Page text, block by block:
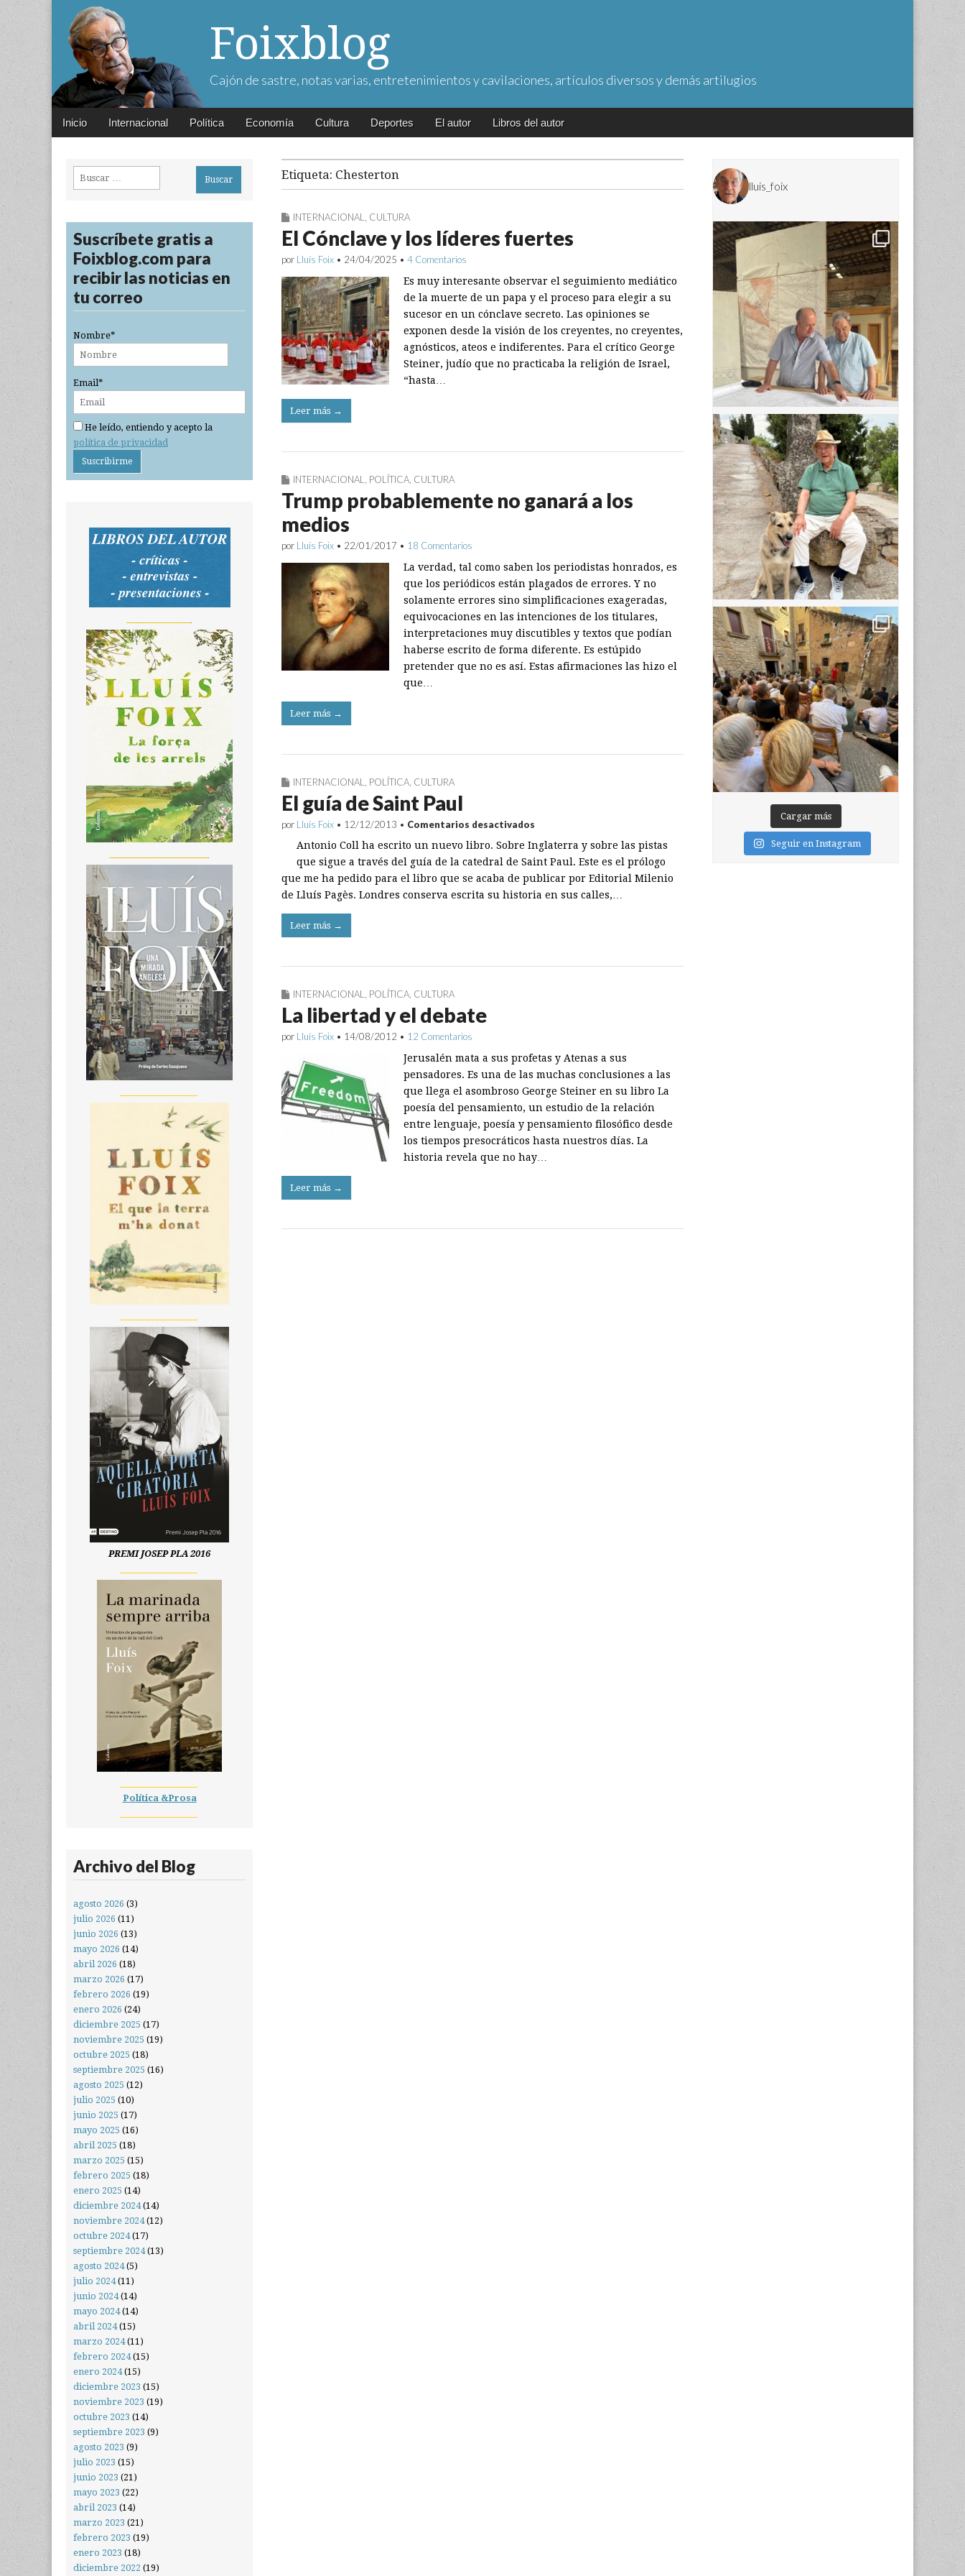
Foixblog
Cajón de sastre, notas varias, entretenimientos y cavilaciones, artículos diversos y demás artilugios
Main
Skip
Inicio Internacional Política Economía Cultura Deportes El autor Libros del autor
Etiqueta: Chesterton
INTERNACIONAL CULTURA
El Cónclave y los líderes fuertes
por Lluís Foix • 24/04/2025 • 4 Comentarios
Es muy interesante observar el seguimiento mediático
de la muerte de un papa y el proceso para elegir a su
sucesor en un cónclave secreto. Las opiniones se
exponen desde la visión de los creyentes, no creyentes,
agnósticos, ateos e indiferentes. Para el crítico George
Steiner, judío que no practicaba la religión de Israel,
“hasta…
Leer más →
INTERNACIONAL POLÍTICA CULTURA
Trump probablemente no ganará a los
medios
por Lluís Foix • 22/01/2017 • 18 Comentarios
La verdad, tal como saben los periodistas honrados, es
que los periódicos están plagados de errores. Y no
solamente errores sino simplificaciones exageradas,
equivocaciones en las intenciones de los titulares,
interpretaciones muy discutibles y textos que podían
haberse escrito de forma diferente. Es estúpido
pretender que no es así. Estas afirmaciones las hizo el
que…
Leer más →
INTERNACIONAL POLÍTICA CULTURA
El guía de Saint Paul
por Lluís Foix • 12/12/2013 • Comentarios desactivados
guía
de
Saint
Paul
Antonio Coll ha escrito un nuevo libro. Sobre Inglaterra y sobre las pistas
que sigue a través del guía de la catedral de Saint Paul. Este es el prólogo
que me ha pedido para el libro que se acaba de publicar por Editorial Milenio
de Lluís Pagès. Londres conserva escrita su historia en sus calles,…
Leer más →
INTERNACIONAL, POLÍTICA, CULTURA
La libertad y el debate
por Lluís Foix • 14/08/2012 • 12 Comentarios
Jerusalén mata a sus profetas y Atenas a sus
pensadores. Es una de las muchas conclusiones a las
que llega el asombroso George Steiner en su libro La
poesía del pensamiento, un estudio de la relación
entre lenguaje, poesía y pensamiento filosófico desde
los tiempos presocráticos hasta nuestros días. La
historia revela que no hay…
Leer más →
Buscar:
Suscríbete gratis a
Foixblog.com para
recibir las noticias en
tu correo
Nombre*
Email*
He leído, entiendo y acepto la
política de privacidad
PREMI JOSEP PLA 2016
Política &Prosa
Archivo del Blog
agosto 2026 (3)
julio 2026 (11)
junio 2026 (13)
mayo 2026 (14)
abril 2026 (18)
marzo 2026 (17)
febrero 2026 (19)
enero 2026 (24)
diciembre 2025 (17)
noviembre 2025 (19)
octubre 2025 (18)
septiembre 2025 (16)
agosto 2025 (12)
julio 2025 (10)
junio 2025 (17)
mayo 2025 (16)
abril 2025 (18)
marzo 2025 (15)
febrero 2025 (18)
enero 2025 (14)
diciembre 2024(14)
noviembre 2024(12)
octubre 2024(17)
septiembre 2024(13)
agosto 2024(5)
julio 2024(11)
junio 2024(14)
mayo 2024(14)
abril 2024(15)
marzo 2024(11)
febrero 2024(15)
enero 2024(15)
diciembre 2023 (15)
noviembre 2023 (19)
octubre 2023 (14)
septiembre 2023 (9)
agosto 2023 (9)
julio 2023 (15)
junio 2023 (21)
mayo 2023 (22)
abril 2023 (14)
marzo 2023 (21)
febrero 2023 (19)
enero 2023 (18)
diciembre 2022 (19)
lluis_foix
Cargar más
Seguir en Instagram